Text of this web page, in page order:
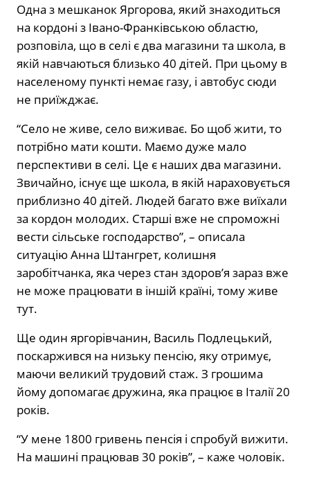
Одна з мешканок Яргорова, який знаходиться
на кордоні з Івано-Франківською областю,
розповіла, що в селі є два магазини та школа, в
якій навчаються близько 40 дітей. При цьому в
населеному пункті немає газу, і автобус сюди
не приїжджає.
“Село не живе, село виживає. Бо щоб жити, то
потрібно мати кошти. Маємо дуже мало
перспективи в селі. Це є наших два магазини.
Звичайно, існує ще школа, в якій нараховується
приблизно 40 дітей. Людей багато вже виїхали
за кордон молодих. Старші вже не спроможні
вести сільське господарство”, – описала
ситуацію Анна Штангрет, колишня
заробітчанка, яка через стан здоров’я зараз вже
не може працювати в іншій країні, тому живе
тут.
Ще один яргорівчанин, Василь Подлецький,
поскаржився на низьку пенсію, яку отримує,
маючи великий трудовий стаж. З грошима
йому допомагає дружина, яка працює в Італії 20
років.
“У мене 1800 гривень пенсія і спробуй вижити.
На машині працював 30 років”, – каже чоловік.